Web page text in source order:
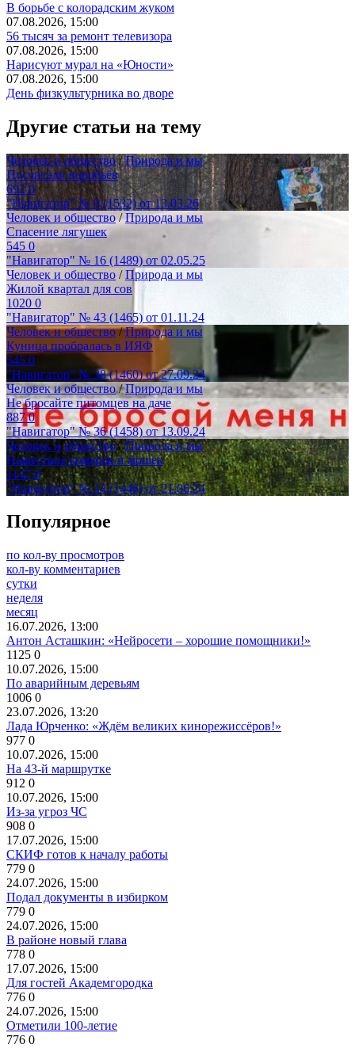
В борьбе с колорадским жуком
07.08.2026, 15:00
56 тысяч за ремонт телевизора
07.08.2026, 15:00
Нарисуют мурал на «Юности»
07.08.2026, 15:00
День физкультурника во дворе
Другие статьи на тему
Человек и общество/Природа и мы
Посчитали воробьёв
6920
"Навигатор" № 9 (1532) от 13.03.26
Человек и общество/Природа и мы
Спасение лягушек
545 0
"Навигатор" № 16 (1489) от 02.05.25
Человек и общество /Природа и мы
Жилой квартал для сов
1020 0
"Навигатор" № 43 (1465) от 01.11.24
Человек и общество/Природа и мы
Куница пробралась в ИЯФ
545 0
"Навигатор" № 38 (1460) от 27.09.24
Человек и общество/Природа и мы
Не бросайте питомцев на даче
8870
"Навигатор" № 36 (1458) от 13.09.24
Человек и общество/Природа и мы
Нашествие комаров и мошек
1147 0
"Навигатор" № 24 (1446) от 21.06.24
Популярное
по кол-ву просмотров
кол-ву комментариев
сутки
неделя
месяц
16.07.2026, 13:00
Антон Асташкин: «Нейросети – хорошие помощники!»
1125 0
10.07.2026, 15:00
По аварийным деревьям
1006 0
23.07.2026, 13:20
Лада Юрченко: «Ждём великих кинорежиссёров!»
977 0
10.07.2026, 15:00
На 43-й маршрутке
912 0
10.07.2026, 15:00
Из-за угроз ЧС
908 0
17.07.2026, 15:00
СКИФ готов к началу работы
779 0
24.07.2026, 15:00
Подал документы в избирком
779 0
24.07.2026, 15:00
В районе новый глава
778 0
17.07.2026, 15:00
Для гостей Академгородка
776 0
24.07.2026, 15:00
Отметили 100-летие
776 0